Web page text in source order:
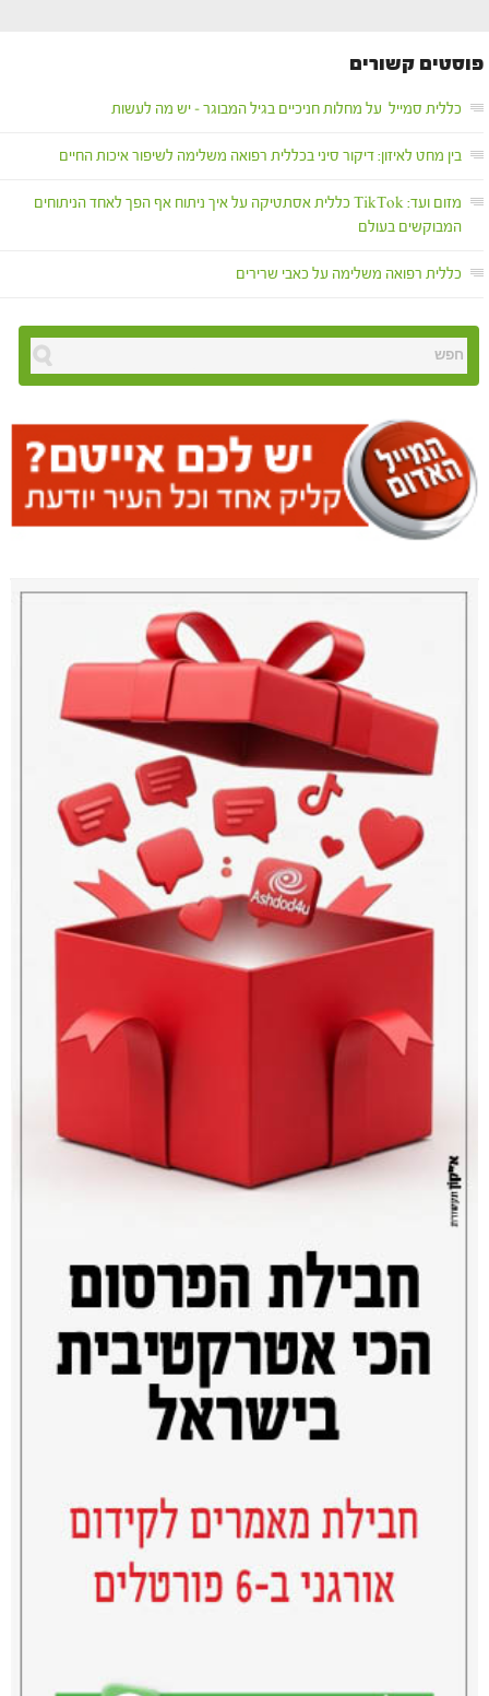
פוסטים קשורים
כללית סמייל על מחלות חניכיים בגיל המבוגר – יש מה לעשות
בין מחט לאיזון: דיקור סיני בכללית רפואה משלימה לשיפור איכות החיים
מזום ועד: TikTok כללית אסתטיקה על איך ניתוח אף הפך לאחד הניתוחים
המבוקשים בעולם
כללית רפואה משלימה על כאבי שרירים